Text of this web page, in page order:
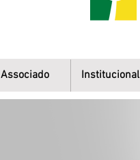
Associado Institucional